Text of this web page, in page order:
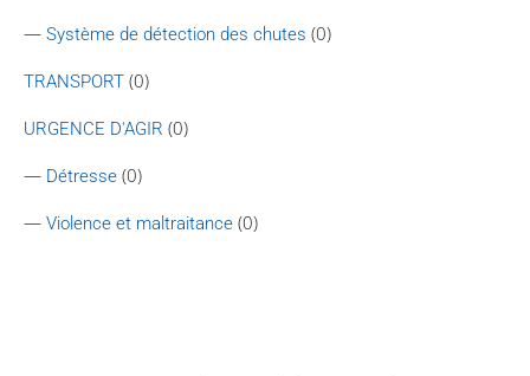
— Système de détection des chutes (0)
TRANSPORT (0)
URGENCE D'AGIR (0)
— Détresse (0)
— Violence et maltraitance (0)